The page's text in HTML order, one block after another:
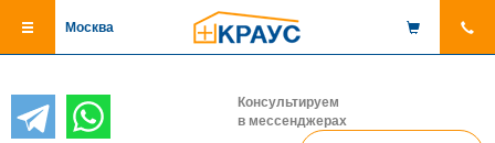
основному
Москва
Консультируем
в мессенджерах